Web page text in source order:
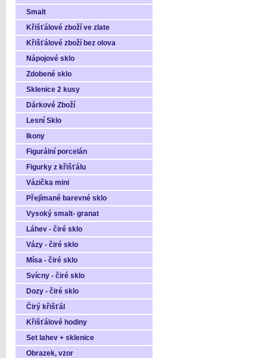
Smalt
Křišťálové zboží ve zlate
Křišťálové zboží bez olova
Nápojové sklo
Zdobené sklo
Sklenice 2 kusy
Dárkové Zboží
Lesní Sklo
Ikony
Figurální porcelán
Figurky z křišťálu
Vázička mini
Přejímané barevné sklo
Vysoký smalt- granat
Láhev - čiré sklo
Vázy - čiré sklo
Mísa - čiré sklo
Svícny - čiré sklo
Dozy - čiré sklo
Čirý křišťál
Křišťálové hodiny
Set lahev + sklenice
Obrazek, vzor